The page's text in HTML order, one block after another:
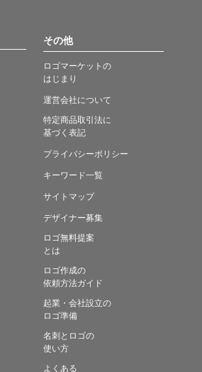
その他
ロゴマーケットの
はじまり
運営会社について
特定商品取引法に
基づく表記
プライバシーポリシー
キーワード一覧
サイトマップ
デザイナー募集
ロゴ無料提案
とは
ロゴ作成の
依頼方法ガイド
起業・会社設立の
ロゴ準備
名刺とロゴの
使い方
よくある